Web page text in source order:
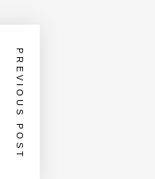
PREVIOUS POST